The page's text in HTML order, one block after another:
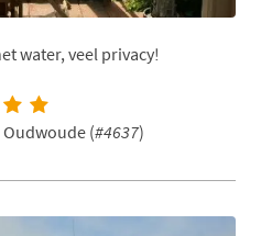
water, veel privacy!
Oudwoude (#4637)